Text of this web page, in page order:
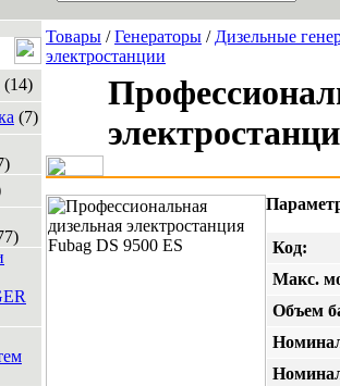
(14)
(7)
Товары /Генераторы / Дизельные
электростанции
Код:
Макс.
Объем